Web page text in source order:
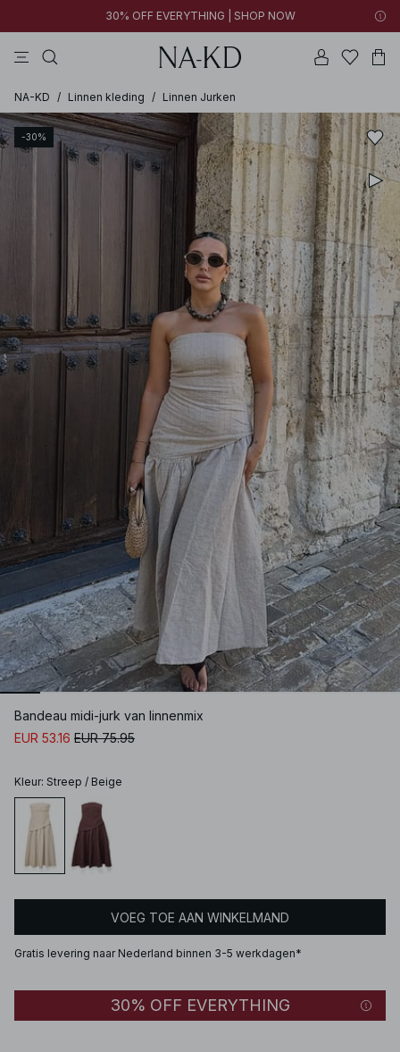
30% OFF EVERYTHING | SHOP NOW
NA-KD / Linnen kleding / Linnen Jurken
-30%
Bandeau midi-jurk van linnenmix
EUR 53.16 EUR 75.95
Kleur: Streep / Beige
VOEG TOE AAN WINKELMAND
Gratis levering naar Nederland binnen 3-5 werkdagen*
30% OFF EVERYTHING